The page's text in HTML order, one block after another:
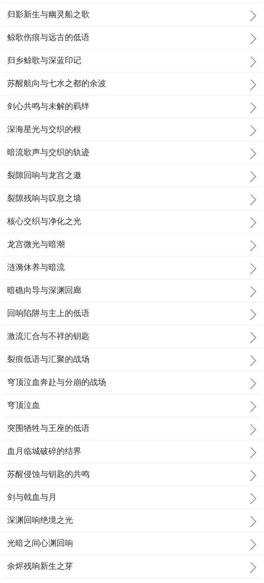
归影新生与幽灵船之歌
鲸歌伤痕与远古的低语
归乡鲸歌与深蓝印记
苏醒航向与七水之都的余波
剑心共鸣与未解的羁绊
深海星光与交织的根
暗流歌声与交织的轨迹
裂隙回响与龙宫之邀
裂隙残响与叹息之墙
核心交织与净化之光
龙宫微光与暗潮
涟漪休养与暗流
暗礁向导与深渊回廊
回响陷阱与主上的低语
激流汇合与不祥的钥匙
裂痕低语与汇聚的战场
穹顶泣血奔赴与分崩的战场
穹顶泣血
突围牺牲与王座的低语
血月临城破碎的结界
苏醒侵蚀与钥匙的共鸣
剑与戟血与月
深渊回响绝境之光
光暗之间心渊回响
余烬残响新生之芽